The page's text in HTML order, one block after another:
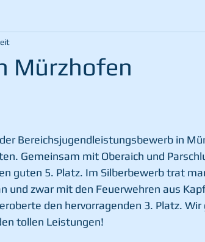
Mürzhofen
Bereichsjugendleistungsbewerb in
Gemeinsam mit Oberaich und
guten 5. Platz. Im Silberbewerb trat
und zwar mit den Feuerwehren aus
den hervorragenden 3. Platz.
tollen Leistungen!